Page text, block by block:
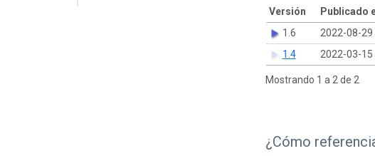
Versión Publicado
1.6
2022-08-29
1.4
2022-03-15
Mostrando 1 a 2 de 2
¿Cómo